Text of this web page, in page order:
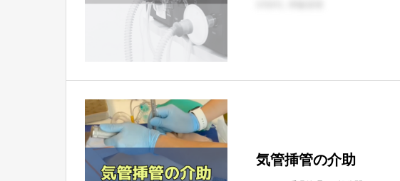
気管挿管の介助